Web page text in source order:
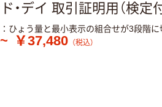
・デイ 取引証明用（検
ひょう量と最小表示の組合せが3段階
~ ￥37,480 （税込）